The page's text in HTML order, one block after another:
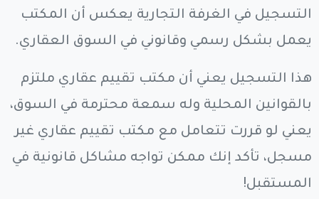
التسجيل في الغرفة التجارية يعكس أن المكتب
يعمل بشكل رسمي وقانوني في السوق العقاري.
هذا التسجيل يعني أن مكتب تقييم عقاري ملتزم
بالقوانين المحلية وله سمعة محترمة في السوق،
يعني لو قررت تتعامل مع مكتب تقييم عقاري غير
مسجل، تأكد إنك ممكن تواجه مشاكل قانونية في
المستقبل!